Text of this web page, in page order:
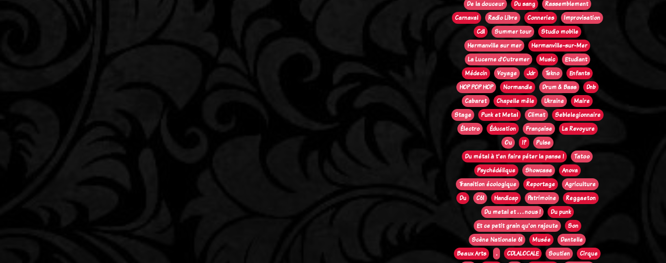
De la douceur
Du sang
Rassemblement
Carnaval
Radio Libre Conneries
Improvisation
Cdl
Summer tour
Studio mobile
Hermanville sur mer
Hermanville-sur-Mer
La Lucerne d'Outremer
Music
Etudiant
Médecin
Voyage Jdr Tekno
Enfants
HOP POP HOP
Normandie Drum & Bass
Dnb
Cabaret
Chapelle mêle Ukraine
Maire
Stage
Punk et Metal Climat
Seblelegionnaire
Électro
Éducation Française
La Revoyure
Ou
!?
Pulse
Du métal à t'en faire péter la panse !
Tatoo
Psychédélique
Showcase
Anova
Transition écologique
Reportage
Agriculture
Du
C61 Handicap Patrimoine
Reggaeton
Du metal et . . . nous !
Du punk
Et ce petit grain qu'on rajoute
Son
Scène Nationale 61
Musée
Dentelle
Beaux Arts
. CDLALOCALE Soutien
Cirque